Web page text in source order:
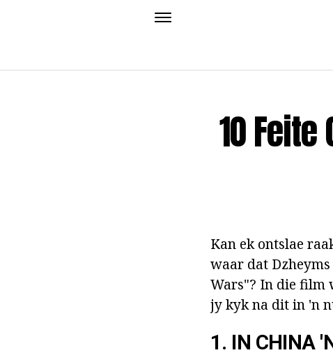
10
Kan ek ontslae
waar dat
Wars"? In die film
jy kyk na dit in 'n
1. IN CHINA